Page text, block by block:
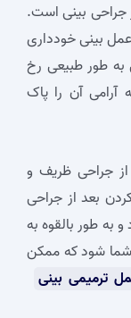
جراحی بینی است.
عمل بینی خودداری
به طور طبیعی رخ
آن را پاک
جراحی ظریف و
بعد از جراحی
به طور بالقوه به
شما شود که ممکن
ترمیمی بینی